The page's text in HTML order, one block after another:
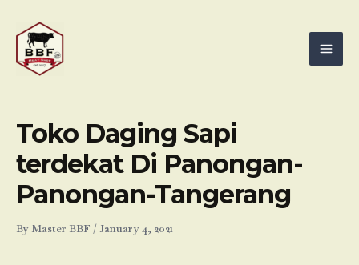
content
Toko Daging Sapi
terdekat Di Panongan-
Panongan-Tangerang
By Master BBF /January 4, 2021